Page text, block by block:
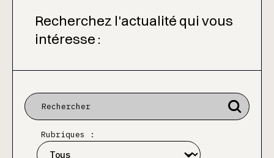
Recherchez l'actualité qui vous
intéresse :
Rubriques :